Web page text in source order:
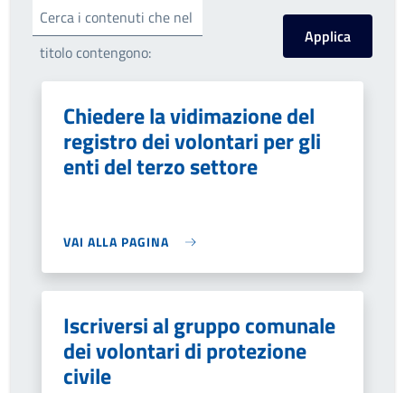
Cerca i contenuti che nel
titolo contengono:
Chiedere la vidimazione del
registro dei volontari per gli
enti del terzo settore
VAI ALLA PAGINA
Iscriversi al gruppo comunale
dei volontari di protezione
civile